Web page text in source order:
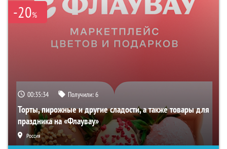
-20%
00:35:32 Получили:6
Торты, пирожные и другие сладости, а также товары для
праздника на «Флаувау»
Россия